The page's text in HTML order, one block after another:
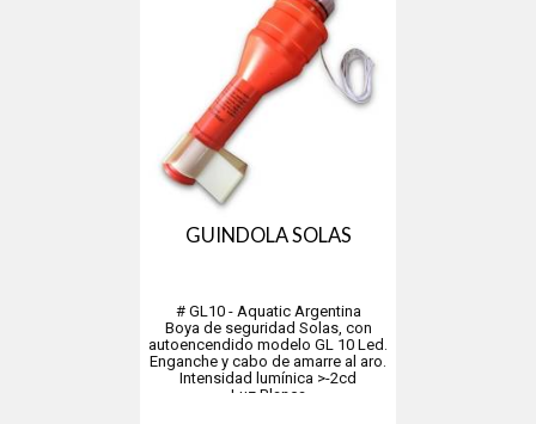
GUINDOLA SOLAS
# GL10 - Aquatic Argentina
Boya de seguridad Solas, con
autoencendido modelo GL 10 Led.
Enganche y cabo de amarre al aro.
Intensidad lumínica >-2cd
Luz Blanca